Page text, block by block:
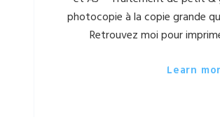
photocopie à la copie grande
Retrouvez moi pour
Learn